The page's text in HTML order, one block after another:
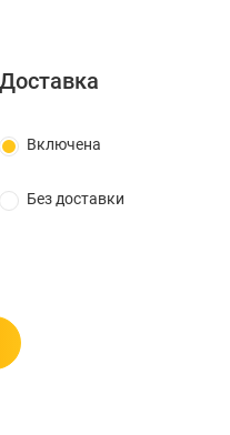
Доставка
Включена
Без доставки